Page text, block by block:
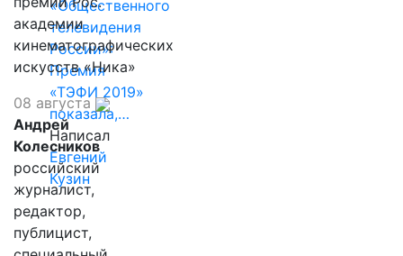
«Общественного
телевидения
России»:
Премия
«ТЭФИ 2019»
показала,…
Написал
Евгений
Кузин
академии
кинематографических
искусств «Ника»
08 августа
Андрей
Колесников
российский
журналист,
редактор,
публицист,